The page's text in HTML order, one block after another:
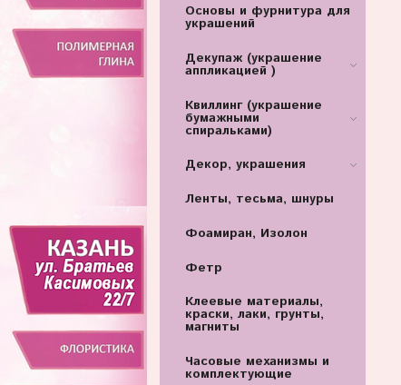
Основы и фурнитура для
украшений
Декупаж (украшение
аппликацией )
Квиллинг (украшение
бумажными
спиральками)
Декор, украшения
Ленты, тесьма, шнуры
Фоамиран, Изолон
Фетр
Клеевые материалы,
краски, лаки, грунты,
магниты
Часовые механизмы и
комплектующие